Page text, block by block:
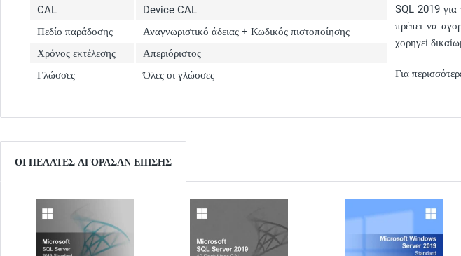
CAL
Device CAL
Πεδίο παράδοσης
Αναγνωριστικό άδειας + Κωδικός πιστοποίησης
Χρόνος εκτέλεσης
Απεριόριστος
Γλώσσες
Όλες οι γλώσσες
SQL 2019 για
πρέπει να
χορηγεί
Για
ΟΙ ΠΕΛΆΤΕΣ ΑΓΌΡΑΣΑΝ ΕΠΊΣΗΣ